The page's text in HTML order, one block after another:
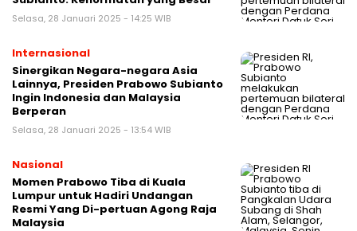
Selasa, 28 Januari 2025 - 14:25 WIB
Internasional
Sinergikan Negara-negara Asia
Lainnya, Presiden Prabowo Subianto
Ingin Indonesia dan Malaysia
Berperan
Selasa, 28 Januari 2025 - 13:54 WIB
Nasional
Momen Prabowo Tiba di Kuala
Lumpur untuk Hadiri Undangan
Resmi Yang Di-pertuan Agong Raja
Malaysia